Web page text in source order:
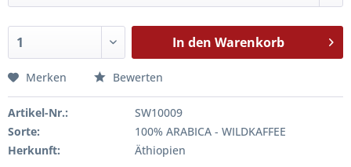
In den Warenkorb
Merken Bewerten
Artikel-Nr.:
SW10009
Sorte:
100% ARABICA - WILDKAFFEE
Herkunft:
Äthiopien